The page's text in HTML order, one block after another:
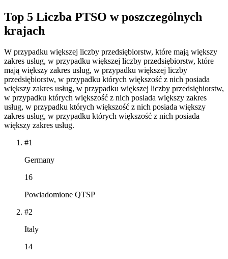
Top 5 Liczba PTSO w poszczególnych
krajach
W przypadku większej liczby przedsiębiorstw, które mają większy
zakres usług, w przypadku większej liczby przedsiębiorstw, które
mają większy zakres usług, w przypadku większej liczby
przedsiębiorstw, w przypadku których większość z nich posiada
większy zakres usług, w przypadku większej liczby przedsiębiorstw,
w przypadku których większość z nich posiada większy zakres
usług, w przypadku których większość z nich posiada większy
zakres usług, w przypadku których większość z nich posiada
większy zakres usług.
#1
Germany
16
Powiadomione QTSP
#2
Italy
14